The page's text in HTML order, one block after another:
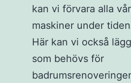
kan vi förvara alla
maskiner under
Här kan vi också
som behövs för